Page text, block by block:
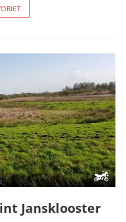
Jansklooster